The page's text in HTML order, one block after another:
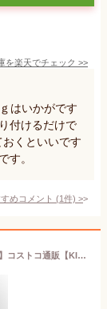
を楽天でチェック >>
はいかがです
付けるだけで
くといいです
す。
めコメント (1件) >
あす楽/5の倍数日楽カード5倍★即納【COSTCO】コストコ通販【KIRKLAND】カークランド ステアフライ ベジタブルブレンド 2.49kg （冷凍食品）